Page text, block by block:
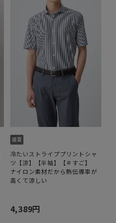
冷たいストライププリントシャ
ツ【涼】【半袖】【＃すご】
ナイロン素材だから熱伝導率が
高くて涼しい
4,389円